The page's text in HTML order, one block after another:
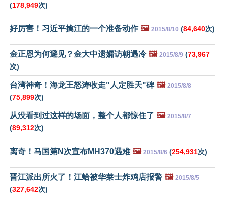
(178,949次)
好厉害！习近平擒江的一个准备动作 🖼️ 2015/8/10 (84,640次)
金正恩为何避见？金大中遗孀访朝遇冷 🖼️ 2015/8/9 (73,967
次)
台湾神奇！海龙王怒涛收走"人定胜天"碑 🖼️ 2015/8/8
(75,899次)
从没看到过这样的场面，整个人都惊住了 🖼️ 2015/8/7
(89,312次)
离奇！马国第N次宣布MH370遇难 🖼️ 2015/8/6 (254,931次)
晋江派出所火了！江蛤被华莱士炸鸡店报警 🖼️ 2015/8/5
(327,642次)